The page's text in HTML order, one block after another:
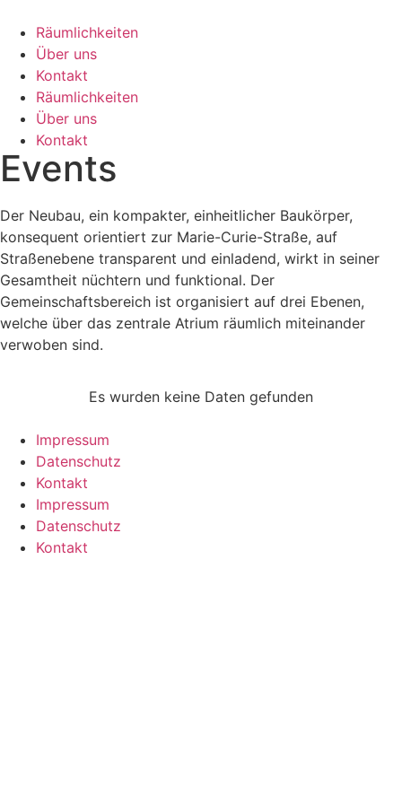
Räumlichkeiten
Über uns
Kontakt
Räumlichkeiten
Über uns
Kontakt
Events
Der Neubau, ein kompakter, einheitlicher Baukörper,
konsequent orientiert zur Marie-Curie-Straße, auf
Straßenebene transparent und einladend, wirkt in seiner
Gesamtheit nüchtern und funktional. Der
Gemeinschaftsbereich ist organisiert auf drei Ebenen,
welche über das zentrale Atrium räumlich miteinander
verwoben sind.
Es wurden keine Daten gefunden
Impressum
Datenschutz
Kontakt
Impressum
Datenschutz
Kontakt